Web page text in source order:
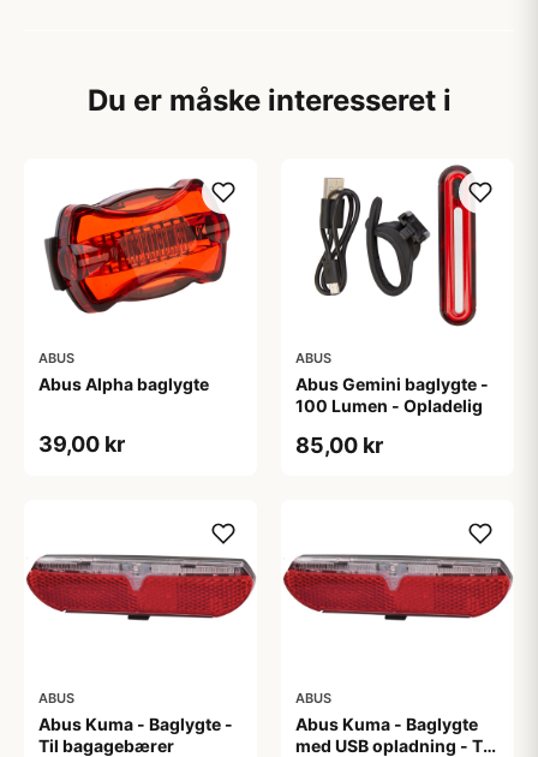
Du er måske interesseret i
ABUS
Abus Alpha baglygte
39,00 kr
ABUS
Abus Gemini baglygte -
100 Lumen - Opladelig
85,00 kr
ABUS
Abus Kuma - Baglygte -
Til bagagebærer
ABUS
Abus Kuma - Baglygte
med USB opladning - Til